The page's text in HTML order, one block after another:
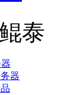
泰
器